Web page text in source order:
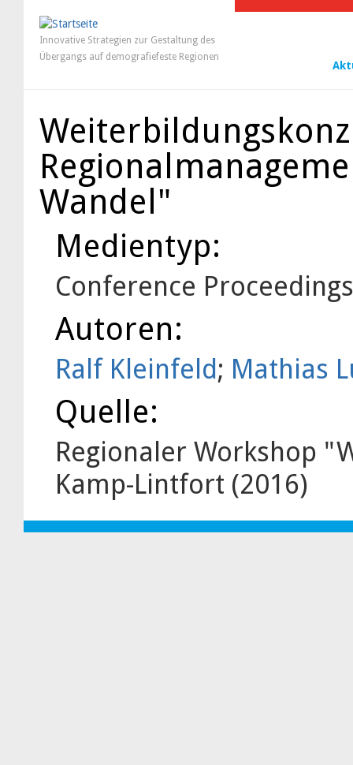
Innovative Strategien zur Gestaltung des
Übergangs auf demografiefeste Regionen
Wandel"
Medientyp:
Conference Proceedings
Autoren:
Ralf Kleinfeld; Mathias
Quelle:
Regionaler Workshop
Kamp-Lintfort (2016)